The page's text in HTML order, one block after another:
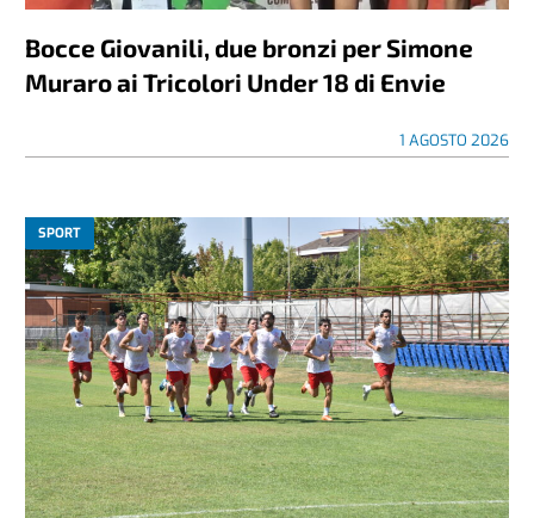
Bocce Giovanili, due bronzi per Simone
Muraro ai Tricolori Under 18 di Envie
1 AGOSTO 2026
SPORT